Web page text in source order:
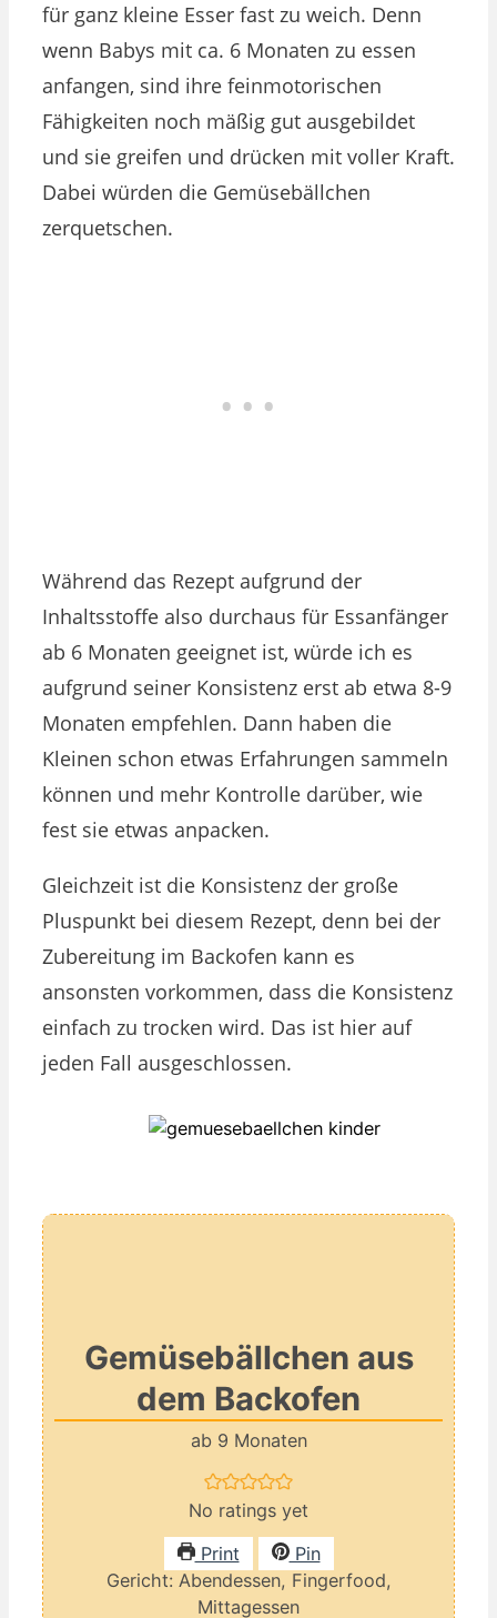
für ganz kleine Esser fast zu weich. Denn
wenn Babys mit ca. 6 Monaten zu essen
anfangen, sind ihre feinmotorischen
Fähigkeiten noch mäßig gut ausgebildet
und sie greifen und drücken mit voller Kraft.
Dabei würden die Gemüsebällchen
zerquetschen.
Während das Rezept aufgrund der
Inhaltsstoffe also durchaus für Essanfänger
ab 6 Monaten geeignet ist, würde ich es
aufgrund seiner Konsistenz erst ab etwa 8-9
Monaten empfehlen. Dann haben die
Kleinen schon etwas Erfahrungen sammeln
können und mehr Kontrolle darüber, wie
fest sie etwas anpacken.
Gleichzeit ist die Konsistenz der große
Pluspunkt bei diesem Rezept, denn bei der
Zubereitung im Backofen kann es
ansonsten vorkommen, dass die Konsistenz
einfach zu trocken wird. Das ist hier auf
jeden Fall ausgeschlossen.
Gemüsebällchen aus
dem Backofen
ab 9 Monaten
No ratings yet
Print
Pin
Gericht: Abendessen, Fingerfood,
Mittagessen